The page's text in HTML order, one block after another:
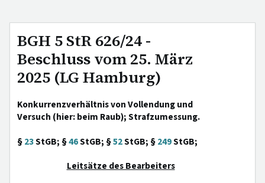
BGH 5 StR 626/24 -
Beschluss vom 25. März
2025 (LG Hamburg)
Konkurrenzverhältnis von Vollendung und
Versuch (hier: beim Raub); Strafzumessung.
§23StGB; §46StGB; §52StGB; §249StGB;
Leitsätze des Bearbeiters